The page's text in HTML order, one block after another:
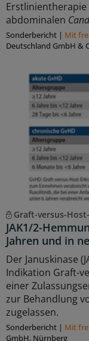
abdominalen
Sonderbericht | Mit
Deutschland GmbH &
Graft-versus-
JAK1/2-
Jahren und in
Der Januskinase
Indikation Graft-
einer
zur Behandlung
zugelassen.
Sonderbericht | Mit
GmbH, Nürnberg